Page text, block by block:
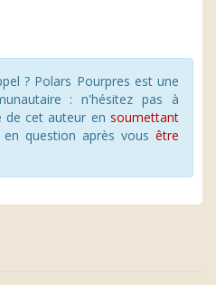
? Polars Pourpres est une
: n'hésitez pas à
de cet auteur en soumettant
question après vous être